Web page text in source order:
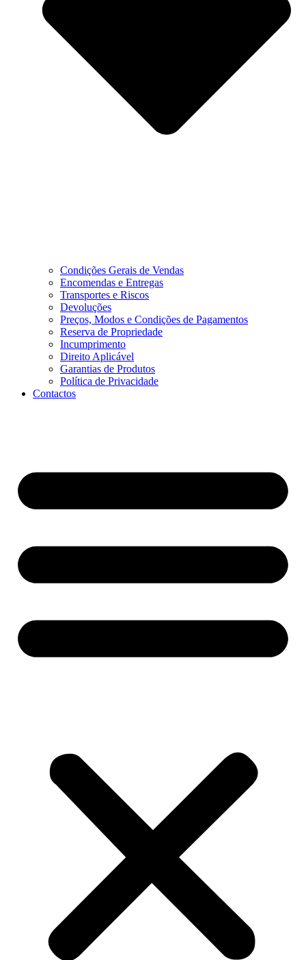
Condições Gerais de Vendas
Encomendas e Entregas
Transportes e Riscos
Devoluções
Preços, Modos e Condições de Pagamentos
Reserva de Propriedade
Incumprimento
Direito Aplicável
Garantias de Produtos
Política de Privacidade
Contactos